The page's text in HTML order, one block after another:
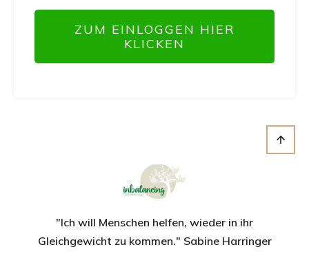
ZUM EINLOGGEN HIER
KLICKEN
"Ich will Menschen helfen, wieder in ihr
Gleichgewicht zu kommen." Sabine Harringer